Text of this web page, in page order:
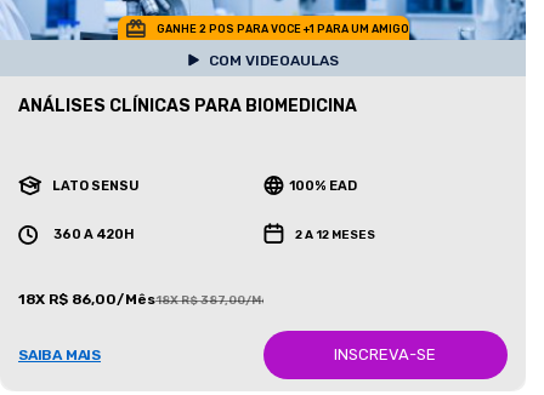
GANHE 2 POS PARA VOCE +1 PARA UM AMIGO
COM VIDEOAULAS
ANÁLISES CLÍNICAS PARA BIOMEDICINA
LATO SENSU 100% EAD
360 A 420H 2 A 12 MESES
18X R$ 86,00/Mês18X R$ 387,00/Mês
SAIBA MAIS INSCREVA-SE